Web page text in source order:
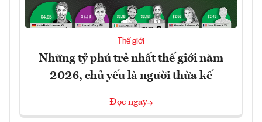
Thế giới
Những tỷ phú trẻ nhất thế giới năm
2026, chủ yếu là người thừa kế
Đọc ngay